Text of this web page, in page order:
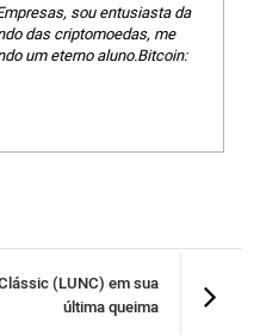
sou entusiasta da
das criptomoedas, me
um eterno aluno.Bitcoin:
(LUNC) em sua
última queima